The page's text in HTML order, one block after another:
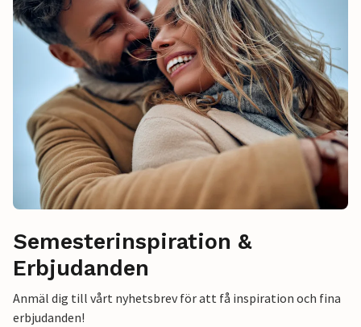
Semesterinspiration &
Erbjudanden
Anmäl dig till vårt nyhetsbrev för att få inspiration och fina
erbjudanden!